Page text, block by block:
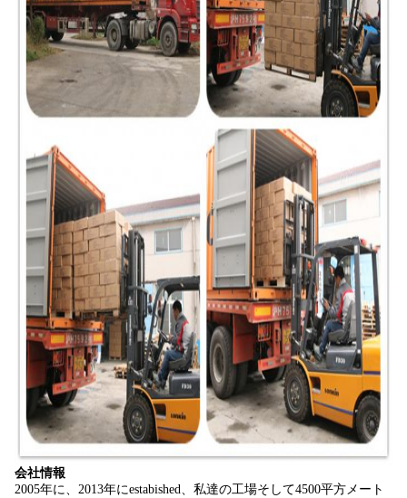
会社情報
2005年に、2013年にestabished、私達の工場そして4500平方メート